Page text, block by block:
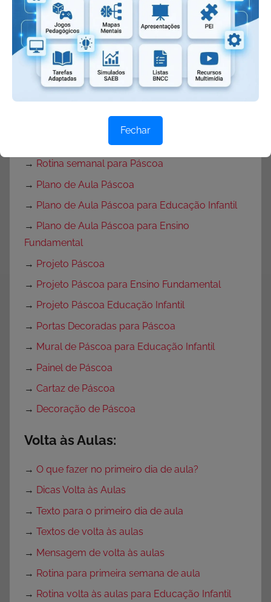
Fundamental
→Atividades de Páscoa 1 ano
→Atividades de Produção de Texto para Páscoa
Atividades de Interpretação de Texto Páscoa
→Desenhos de Ovelhas
Desenho de coruja
Desenho de coelho
→ Rotina semanal para Páscoa
→ Plano de Aula Páscoa
→ Plano de Aula Páscoa para Educação Infantil
→ Plano de Aula Páscoa para Ensino
Fundamental
→ Projeto Páscoa
→ Projeto Páscoa para Ensino Fundamental
→ Projeto Páscoa Educação Infantil
→ Portas Decoradas para Páscoa
→ Mural de Páscoa para Educação Infantil
→ Painel de Páscoa
→ Cartaz de Páscoa
→ Decoração de Páscoa
Volta às Aulas:
→ O que fazer no primeiro dia de aula?
→ Dicas Volta às Aulas
→ Texto para o primeiro dia de aula
→ Textos de volta às aulas
→ Mensagem de volta às aulas
→ Rotina para primeira semana de aula
→ Rotina volta às aulas para Educação Infantil
Fechar